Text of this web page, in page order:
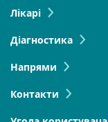
Лікарі
Діагностика
Напрями
Контакти